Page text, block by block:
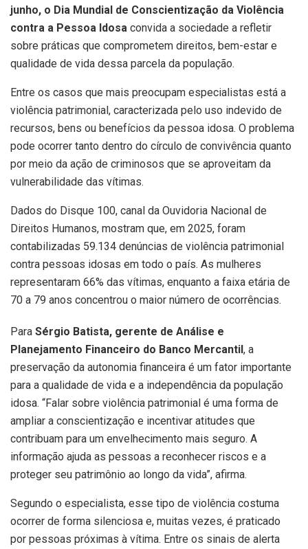
junho, o Dia Mundial de Conscientização da Violência
contra a Pessoa Idosa convida a sociedade a refletir
sobre práticas que comprometem direitos, bem-estar e
qualidade de vida dessa parcela da população.
Entre os casos que mais preocupam especialistas está a
violência patrimonial, caracterizada pelo uso indevido de
recursos, bens ou benefícios da pessoa idosa. O problema
pode ocorrer tanto dentro do círculo de convivência quanto
por meio da ação de criminosos que se aproveitam da
vulnerabilidade das vítimas.
Dados do Disque 100, canal da Ouvidoria Nacional de
Direitos Humanos, mostram que, em 2025, foram
contabilizadas 59.134 denúncias de violência patrimonial
contra pessoas idosas em todo o país. As mulheres
representaram 66% das vítimas, enquanto a faixa etária de
70 a 79 anos concentrou o maior número de ocorrências.
Para Sérgio Batista, gerente de Análise e
Planejamento Financeiro do Banco Mercantil , a
preservação da autonomia financeira é um fator importante
para a qualidade de vida e a independência da população
idosa. “Falar sobre violência patrimonial é uma forma de
ampliar a conscientização e incentivar atitudes que
contribuam para um envelhecimento mais seguro. A
informação ajuda as pessoas a reconhecer riscos e a
proteger seu patrimônio ao longo da vida”, afirma.
Segundo o especialista, esse tipo de violência costuma
ocorrer de forma silenciosa e, muitas vezes, é praticado
por pessoas próximas à vítima. Entre os sinais de alerta